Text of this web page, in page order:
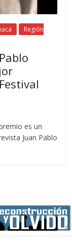
Región
es un
Juan Pablo